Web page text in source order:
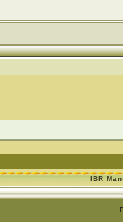
IBR